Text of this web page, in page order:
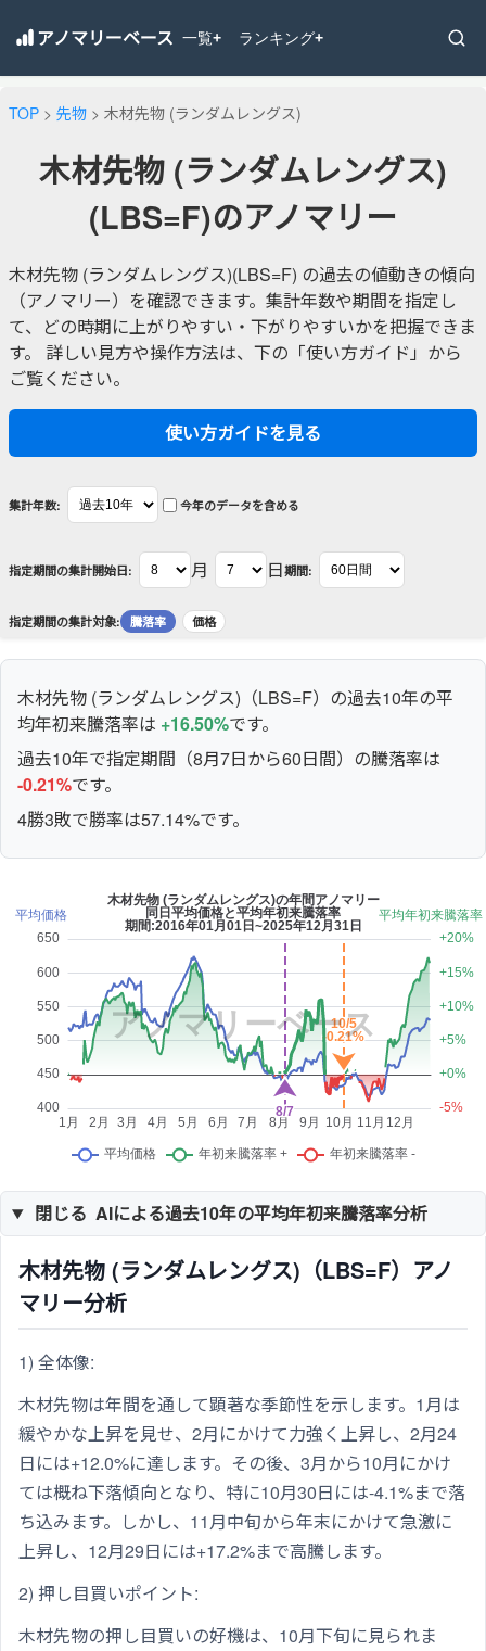
アノマリーベース 一覧+ ランキング+
TOP > 先物 > 木材先物 (ランダムレングス)
木材先物 (ランダムレングス)
(LBS=F)のアノマリー
木材先物 (ランダムレングス)(LBS=F) の過去の値動きの傾向
（アノマリー）を確認できます。集計年数や期間を指定し
て、どの時期に上がりやすい・下がりやすいかを把握できま
す。 詳しい見方や操作方法は、下の「使い方ガイド」から
ご覧ください。
使い方ガイドを見る
集計年数: 今年のデータを含める
指定期間の集計開始日: 月 日期間:
指定期間の集計対象: 騰落率 価格
木材先物 (ランダムレングス)（LBS=F）の過去10年の平
均年初来騰落率は +16.50%です。
過去10年で指定期間（8月7日から60日間）の騰落率は
-0.21%です。
4勝3敗で勝率は57.14%です。
閉じる AIによる過去10年の平均年初来騰落率分析
木材先物 (ランダムレングス)（LBS=F）アノ
マリー分析
1) 全体像:
木材先物は年間を通して顕著な季節性を示します。1月は
緩やかな上昇を見せ、2月にかけて力強く上昇し、2月24
日には+12.0%に達します。その後、3月から10月にかけ
ては概ね下落傾向となり、特に10月30日には-4.1%まで落
ち込みます。しかし、11月中旬から年末にかけて急激に
上昇し、12月29日には+17.2%まで高騰します。
2) 押し目買いポイント:
木材先物の押し目買いの好機は、10月下旬に見られま